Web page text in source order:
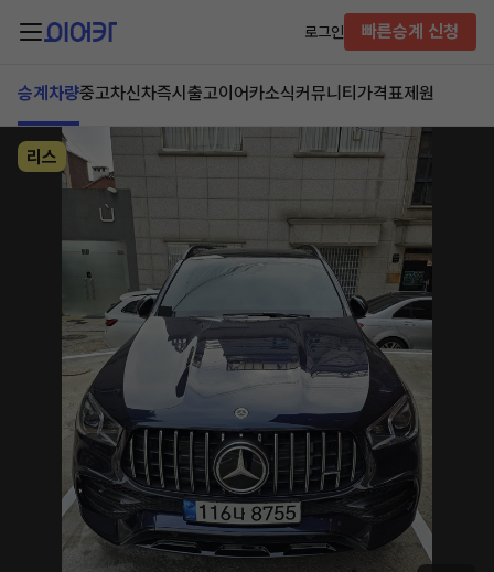
로그인 빠른승계 신청
승계차량중고차신차즉시출고이어카소식커뮤니티 가격표제원
리스